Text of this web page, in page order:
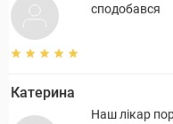
сподобався
Катерина
Наш лікар